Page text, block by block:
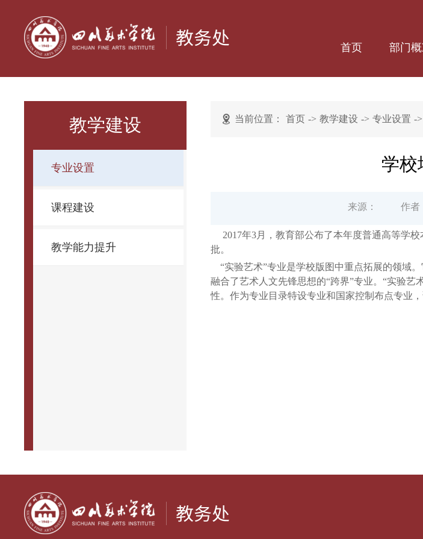
首页 部门
教学建设
专业设置
课程建设
教学能力提升
当前位置： 首页 -> 教学建设 -> 专业设置 ->
学校
来源： 作者
2017年3月，教育部公布了本年度普通高等学校
批。
“实验艺术”专业是学校版图中重点拓展的领域
融合了艺术人文先锋思想的“跨界”专业。“实验
性。作为专业目录特设专业和国家控制布点专业